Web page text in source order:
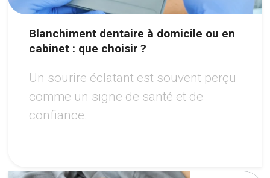
Blanchiment dentaire à domicile ou en
cabinet : que choisir ?
Un sourire éclatant est souvent perçu
comme un signe de santé et de
confiance.